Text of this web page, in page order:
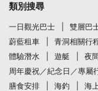
類別搜尋
一日觀光巴士 雙層巴
蔚藍租車
青洞相關行
體驗潛水
遊艇 夜
周年慶祝／紀念日／專屬
膳食安排
海釣 海